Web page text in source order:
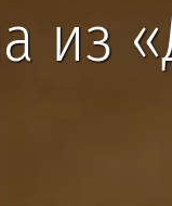
из